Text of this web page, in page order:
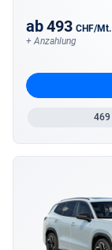
ab493 CHF/Mt.
+ Anzahlung
469